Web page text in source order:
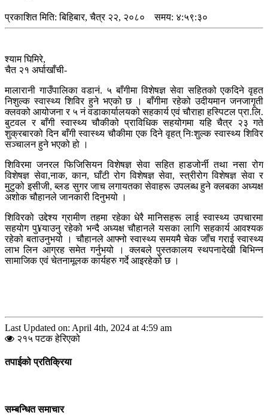
प्रकाशित मिति:बिहिबार, चैत्र २२, २०८० समय: ४:५९:३०
श्याम घिमिरे,
चैत २१ अर्घाखाँची-
मालारानी गाउँपालिका वडानं. ५ बाँगीमा विशेषज्ञ सेवा सहितको एकदिने वृहत
निशुल्क स्वास्थ्य शिविर हुने भएको छ । बाँगीमा रहेको उदीयमान जनजागृती
क्लवको आयोजना र ५ नं वडाकार्यालयको सहकार्य एवं चौराहा हस्पिटल प्रा.लि.
बुटवल र बाँगी स्वास्थ्य चौकीको प्राविधिक सहयोगमा यहि चैत्र २३ गते
शुक्रबारको दिन बाँगी स्वास्थ्य चौकीमा एक दिने वृहत् निःशुल्क स्वास्थ्य शिविर
सञ्चालन हुने भएको हो ।
शिविरमा जनरल फिजिसियन विशेषज्ञ सेवा सहित हाडजोर्नी तथा नसा रोग
विशेषज्ञ सेवा,नाक, कान, घाँटी रोग विशेषज्ञ सेवा, स्त्रीरोग विशेषज्ञ सेवा र
मुटुको इसीजी, ब्लड सुगर जाच लगायतका सेवाहरू उपलब्ध हुने क्लबका अध्यक्ष
अशोक चौहानले जानकारी दिनुभयो ।
शिविरको उद्देश्य ग्रामीण तहमा रहेका धेरै मानिसहरू लाई स्वास्थ्य उपचारमा
सहयोग पु¥याउनु रहेको भन्दै अध्यक्ष चौहानले यसका लागि सहकार्य आवश्यक
रहेको बताउनुभयो । चौहानले आफ्नो स्वास्थ्य समयमै चेक जाँच गराई स्वास्थ्य
लाभ लिन आग्रह समेत गर्नुभयो । क्लबले पुस्तकालय स्थपनादेखी बिभिन्न
सामाजिक एवं चेतनामूलक कार्यहरु गर्दे आइरहेको छ ।
Last Updated on: April 4th, 2024 at 4:59 am
२१५ पटक हेरिएको
तपाईको प्रतिक्रिया
सम्बन्धित समाचार